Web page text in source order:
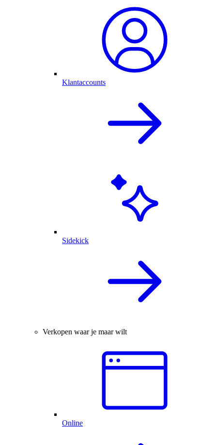
Klantaccounts
Sidekick
Verkopen waar je maar wilt
Online